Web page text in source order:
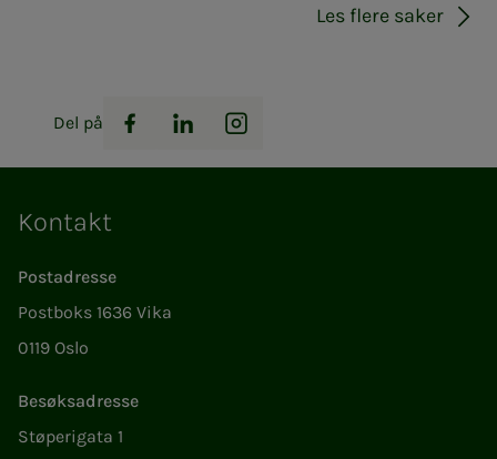
Les flere saker
Del på
Facebook
LinkedInInstagram
Kontakt
Postadresse
Postboks 1636 Vika
0119 Oslo
Besøksadresse
Støperigata 1